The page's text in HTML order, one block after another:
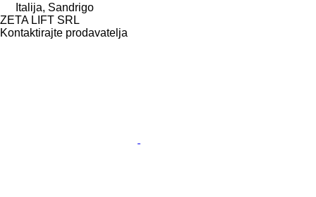
Italija, Sandrigo
ZETA LIFT SRL
Kontaktirajte prodavatelja